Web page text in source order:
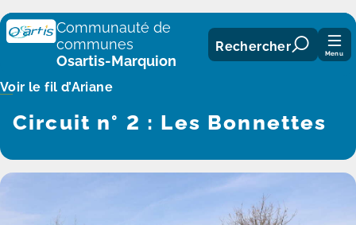
Panneau de gestion des cookies
Communauté de
communes
Osartis-Marquion
Rechercher Menu
Voir le fil d’Ariane
Circuit n° 2 : Les Bonnettes